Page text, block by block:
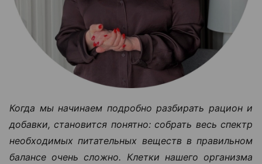
Когда мы начинаем подробно разбирать рацион и
добавки, становится понятно: собрать весь спектр
необходимых питательных веществ в правильном
балансе очень сложно. Клетки нашего организма